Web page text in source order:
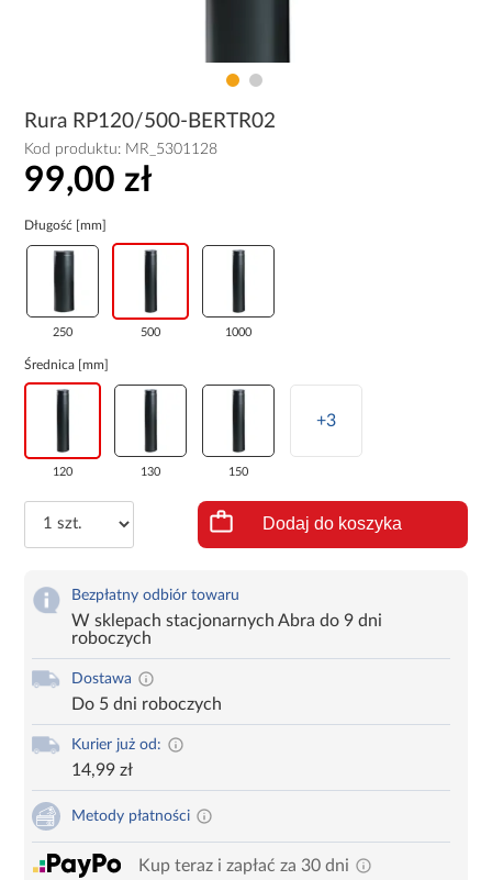
Rura RP120/500-BERTR02
Kod produktu: MR_5301128
99,00 zł
Długość [mm]
250 500 1000
Średnica [mm]
120 130 150
+3
Dodaj do koszyka
Bezpłatny odbiór towaru
W sklepach stacjonarnych Abra do 9 dni
roboczych
Dostawa
Do 5 dni roboczych
Kurier już od:
14,99 zł
Metody płatności
Kup teraz i zapłać za 30 dni